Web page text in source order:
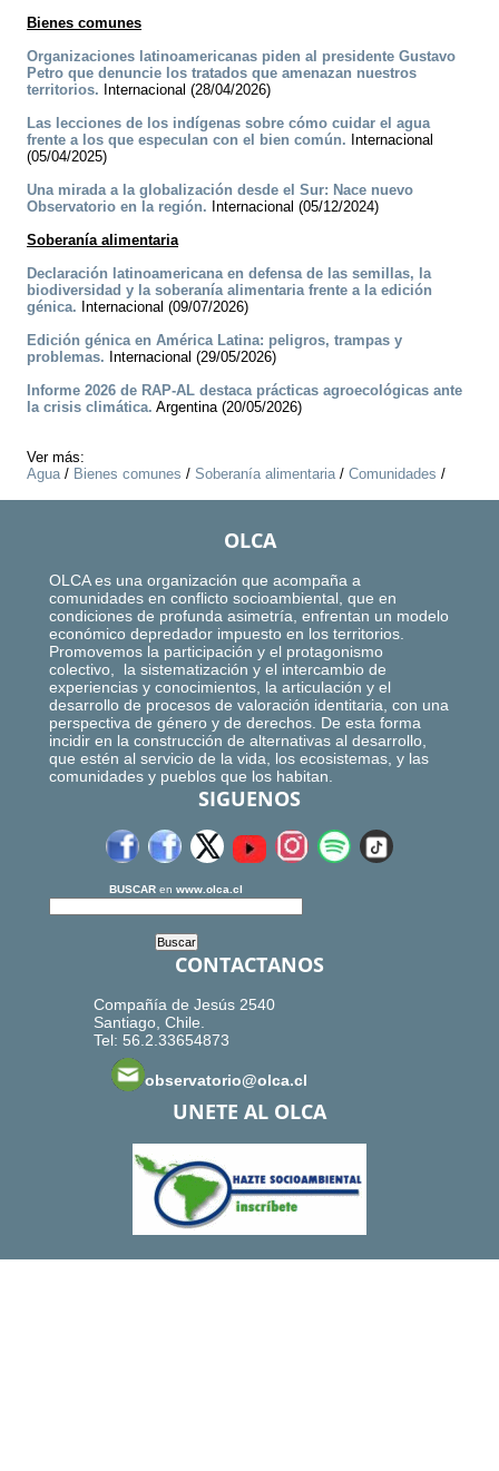
Bienes comunes
Organizaciones latinoamericanas piden al presidente Gustavo
Petro que denuncie los tratados que amenazan nuestros
territorios. Internacional (28/04/2026)
Las lecciones de los indígenas sobre cómo cuidar el agua
frente a los que especulan con el bien común. Internacional
(05/04/2025)
Una mirada a la globalización desde el Sur: Nace nuevo
Observatorio en la región. Internacional (05/12/2024)
Soberanía alimentaria
Declaración latinoamericana en defensa de las semillas, la
biodiversidad y la soberanía alimentaria frente a la edición
génica. Internacional (09/07/2026)
Edición génica en América Latina: peligros, trampas y
problemas. Internacional (29/05/2026)
Informe 2026 de RAP-AL destaca prácticas agroecológicas ante
la crisis climática. Argentina (20/05/2026)
Ver más:
Agua/ Bienes comunes / Soberanía alimentaria/ Comunidades /
OLCA
OLCA es una organización que acompaña a
comunidades en conflicto socioambiental, que en
condiciones de profunda asimetría, enfrentan un modelo
económico depredador impuesto en los territorios.
Promovemos la participación y el protagonismo
colectivo, la sistematización y el intercambio de
experiencias y conocimientos, la articulación y el
desarrollo de procesos de valoración identitaria, con una
perspectiva de género y de derechos. De esta forma
incidir en la construcción de alternativas al desarrollo,
que estén al servicio de la vida, los ecosistemas, y las
comunidades y pueblos que los habitan.
SIGUENOS
BUSCAR en www.olca.cl
CONTACTANOS
Compañía de Jesús 2540
Santiago, Chile.
Tel: 56.2.33654873
observatorio@olca.cl
UNETE AL OLCA